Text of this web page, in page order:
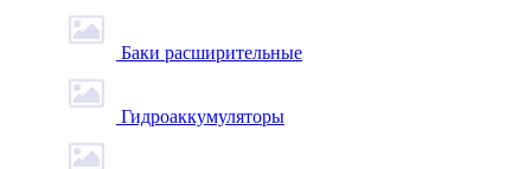
Баки расширительные
Гидроаккумуляторы